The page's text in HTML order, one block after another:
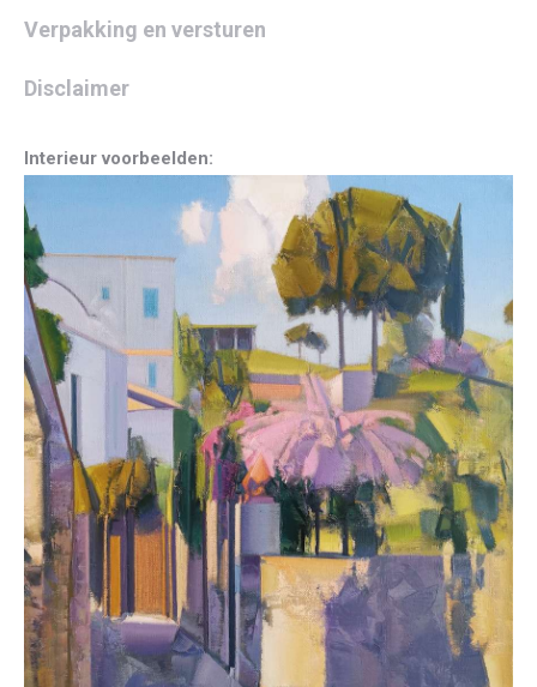
Verpakking en versturen
Disclaimer
Interieur voorbeelden: